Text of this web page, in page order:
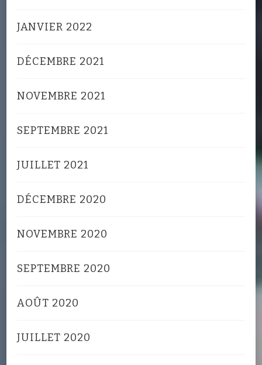
JANVIER 2022
DÉCEMBRE 2021
NOVEMBRE 2021
SEPTEMBRE 2021
JUILLET 2021
DÉCEMBRE 2020
NOVEMBRE 2020
SEPTEMBRE 2020
AOÛT 2020
JUILLET 2020